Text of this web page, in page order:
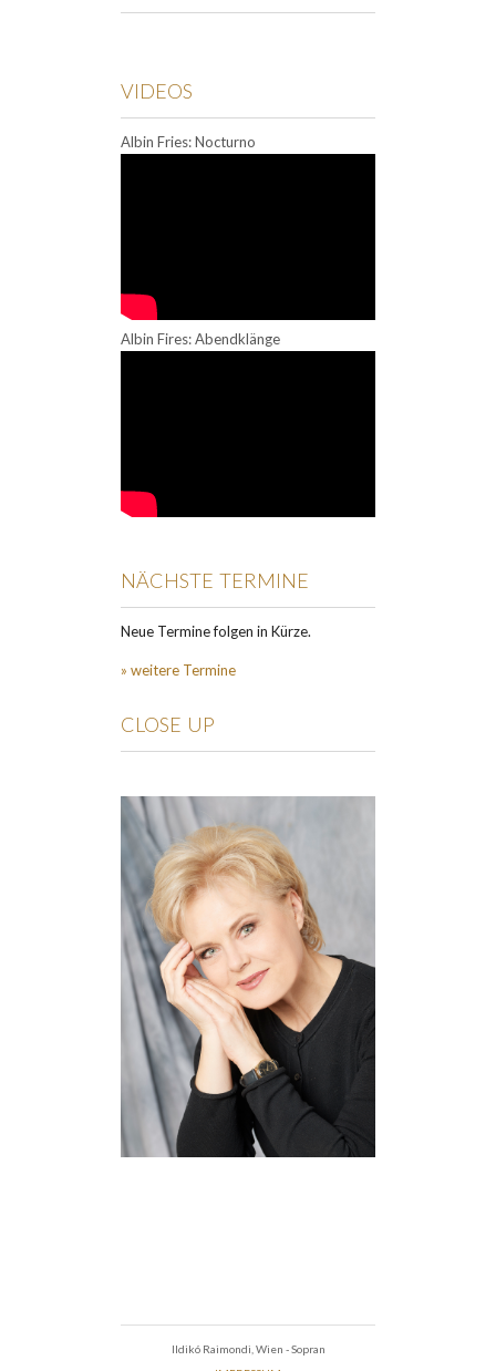
VIDEOS
Albin Fries: Nocturno
Albin Fires: Abendklänge
NÄCHSTE TERMINE
Neue Termine folgen in Kürze.
» weitere Termine
CLOSE UP
Ildikó Raimondi, Wien - Sopran